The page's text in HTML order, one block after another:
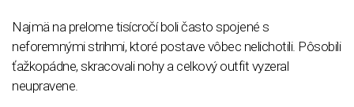
Najmä na prelome tisícročí boli často spojené s
neforemnými strihmi, ktoré postave vôbec nelichotili. Pôsobili
ťažkopádne, skracovali nohy a celkový outfit vyzeral
neupravene.